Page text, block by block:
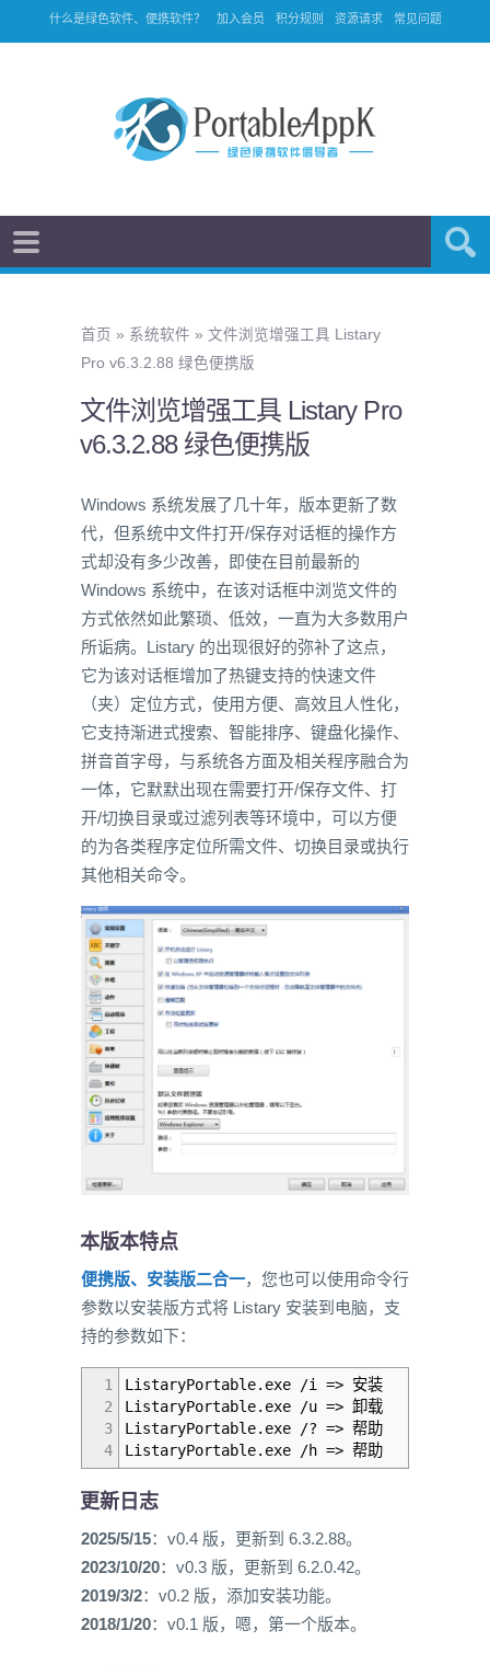
什么是绿色软件、便携软件？ 加入会员 积分规则 资源请求 常见问题
首页 » 系统软件 » 文件浏览增强工具 Listary
Pro v6.3.2.88 绿色便携版
文件浏览增强工具 Listary Pro
v6.3.2.88 绿色便携版
Windows 系统发展了几十年，版本更新了数
代，但系统中文件打开/保存对话框的操作方
式却没有多少改善，即使在目前最新的
Windows 系统中，在该对话框中浏览文件的
方式依然如此繁琐、低效，一直为大多数用户
所诟病。Listary 的出现很好的弥补了这点，
它为该对话框增加了热键支持的快速文件
（夹）定位方式，使用方便、高效且人性化，
它支持渐进式搜索、智能排序、键盘化操作、
拼音首字母，与系统各方面及相关程序融合为
一体，它默默出现在需要打开/保存文件、打
开/切换目录或过滤列表等环境中，可以方便
的为各类程序定位所需文件、切换目录或执行
其他相关命令。
本版本特点
便携版、安装版二合一，您也可以使用命令行
参数以安装版方式将 Listary 安装到电脑，支
持的参数如下：
1
2
3
4
ListaryPortable. exe /i => 安装
ListaryPortable. exe /u => 卸载
ListaryPortable. exe /? => 帮助
ListaryPortable. exe /h => 帮助
更新日志
2025/5/15：v0.4 版，更新到 6.3.2.88。
2023/10/20：v0.3 版，更新到 6.2.0.42。
2019/3/2：v0.2 版，添加安装功能。
2018/1/20：v0.1 版，嗯，第一个版本。